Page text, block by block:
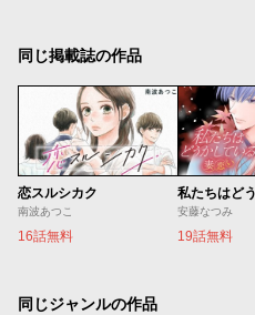
同じ掲載誌の作品
恋スルシカク
南波あつこ
16話無料
安藤なつみ
19話無料
同じジャンルの作品